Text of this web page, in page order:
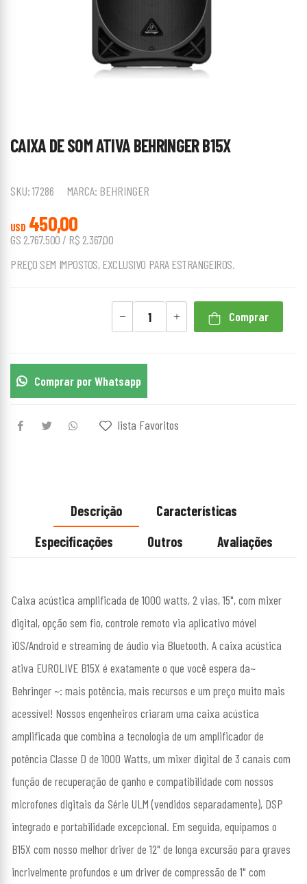
CAIXA DE SOM ATIVA BEHRINGER B15X
SKU:17286 MARCA: BEHRINGER
USD 450,00
GS 2.767.500 / R$ 2.367,00
PREÇO SEM IMPOSTOS, EXCLUSIVO PARA ESTRANGEIROS.
Comprar
Comprar por Whatsapp
lista Favoritos
Descrição
Características
Especificações
Outros Avaliações
Caixa acústica amplificada de 1000 watts, 2 vias, 15", com mixer
digital, opção sem fio, controle remoto via aplicativo móvel
iOS/Android e streaming de áudio via Bluetooth. A caixa acústica
ativa EUROLIVE B15X é exatamente o que você espera da~
Behringer ~: mais potência, mais recursos e um preço muito mais
acessível! Nossos engenheiros criaram uma caixa acústica
amplificada que combina a tecnologia de um amplificador de
potência Classe D de 1000 Watts, um mixer digital de 3 canais com
função de recuperação de ganho e compatibilidade com nossos
microfones digitais da Série ULM (vendidos separadamente), DSP
integrado e portabilidade excepcional. Em seguida, equipamos o
B15X com nosso melhor driver de 12" de longa excursão para graves
incrivelmente profundos e um driver de compressão de 1" com